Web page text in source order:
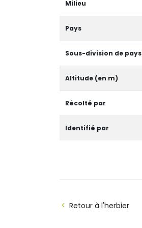
Milieu
Pays
Sous-division de pays
Altitude (en m)
Récolté par
Identifié par
Retour à l'herbier